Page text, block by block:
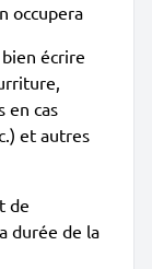
occupera
écrire
en cas
et autres
de
durée de la